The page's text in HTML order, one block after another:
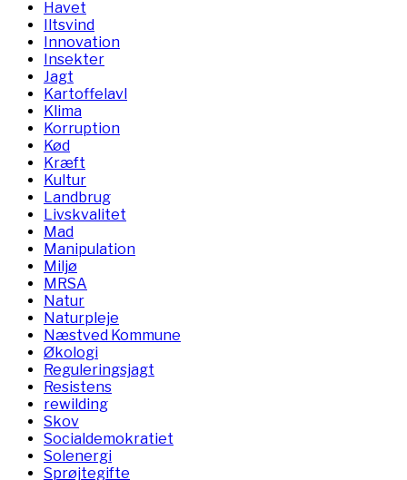
Havet
Iltsvind
Innovation
Insekter
Jagt
Kartoffelavl
Klima
Korruption
Kød
Kræft
Kultur
Landbrug
Livskvalitet
Mad
Manipulation
Miljø
MRSA
Natur
Naturpleje
Næstved Kommune
Økologi
Reguleringsjagt
Resistens
rewilding
Skov
Socialdemokratiet
Solenergi
Sprøjtegifte